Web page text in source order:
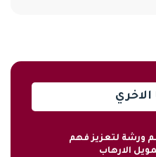
الاخري
ورشة لتعزيز فهم
الارهاب